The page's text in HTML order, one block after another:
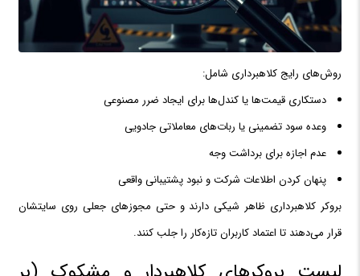
روش‌های رایج کلاهبرداری شامل:
دستکاری قیمت‌ها یا کندل‌ها برای ایجاد ضرر مصنوعی
وعده سود تضمینی یا ربات‌های معاملاتی جادویی
عدم اجازه برای برداشت وجه
پنهان کردن اطلاعات شرکت و نبود پشتیبانی واقعی
بروکر کلاهبرداری ظاهر شیکی دارند و حتی مجوزهای جعلی روی سایتشان
قرار می‌دهند تا اعتماد کاربران تازه‌کار را جلب کنند.